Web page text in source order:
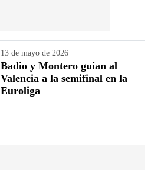
13 de mayo de 2026
Badio y Montero guían al
Valencia a la semifinal en la
Euroliga